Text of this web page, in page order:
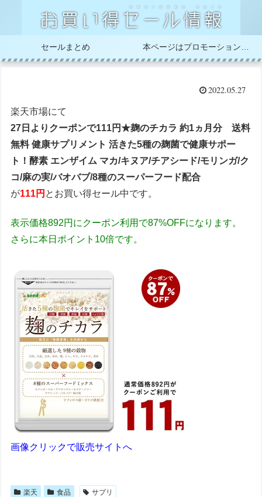
セールまとめ
2022.05.27
楽天市場にて
27日よりクーポンで111円★麹のチカラ 約1ヵ月分 送料
無料 健康サプリメント 活きた5種の麹菌で健康サポー
ト！酵素 エンザイム マカ/キヌア/チアシード/モリンガ/ク
コ/麻の実/バオバブ/8種のスーパーフード配合
が111円 とお買い得セール中です。
表示価格892円にクーポン利用で87%OFFになります。
さらに本日ポイント10倍です。
画像クリックで販売サイトへ
楽天 食品 サプリ